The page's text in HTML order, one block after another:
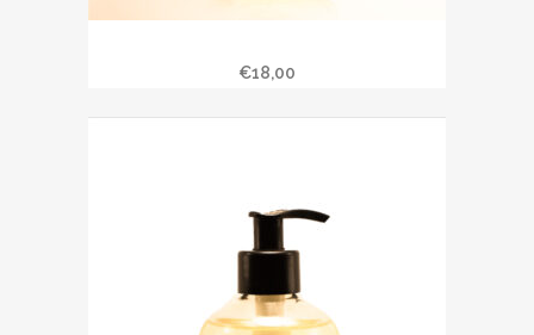
€18,00